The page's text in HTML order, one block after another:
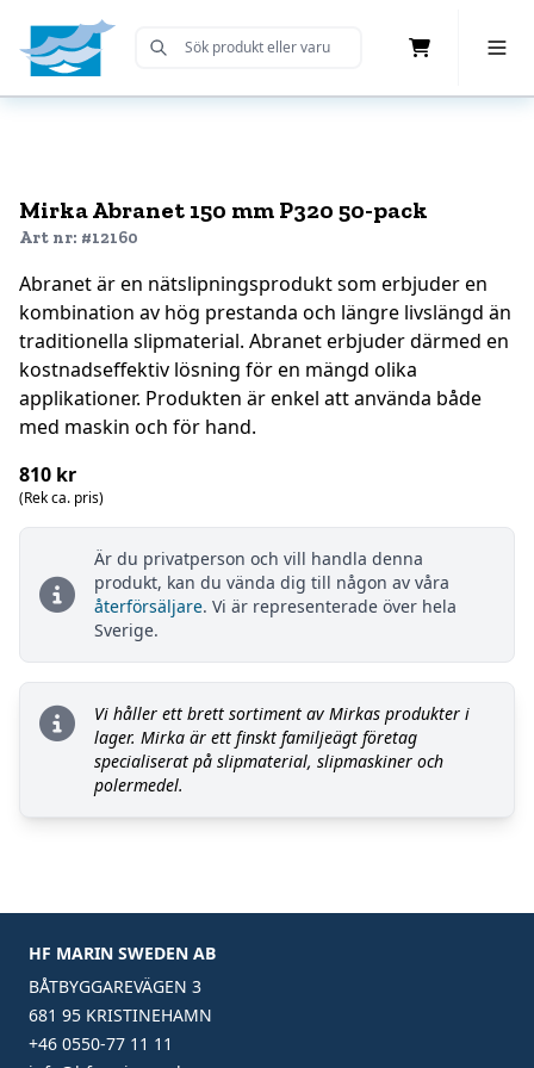
Home Submit Search
Mirka Abranet 150 mm P320 50-pack
Art nr: #12160
Abranet är en nätslipningsprodukt som erbjuder en
kombination av hög prestanda och längre livslängd än
traditionella slipmaterial. Abranet erbjuder därmed en
kostnadseffektiv lösning för en mängd olika
applikationer. Produkten är enkel att använda både
med maskin och för hand.
810 kr
(Rek ca. pris)
Är du privatperson och vill handla denna
produkt, kan du vända dig till någon av våra
återförsäljare. Vi är representerade över hela
Sverige.
Vi håller ett brett sortiment av Mirkas produkter i
lager. Mirka är ett finskt familjeägt företag
specialiserat på slipmaterial, slipmaskiner och
polermedel.
HF MARIN SWEDEN AB
BÅTBYGGAREVÄGEN 3
681 95 KRISTINEHAMN
+46 0550-77 11 11